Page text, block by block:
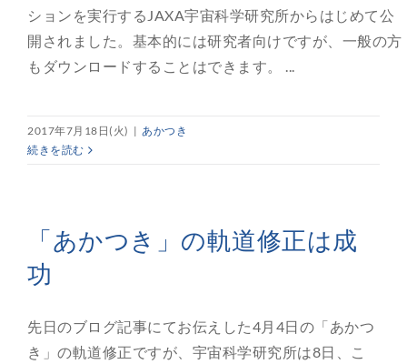
ションを実行するJAXA宇宙科学研究所からはじめて公
開されました。基本的には研究者向けですが、一般の方
もダウンロードすることはできます。 ...
2017年7月18日(火) | あかつき
続きを読む
「あかつき」の軌道修正は成
功
先日のブログ記事にてお伝えした4月4日の「あかつ
き」の軌道修正ですが、宇宙科学研究所は8日、こ